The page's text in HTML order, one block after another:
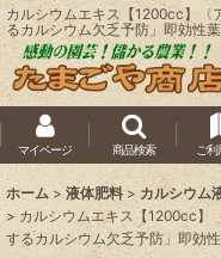
カルシウムエキス【1200cc】〈
るカルシウム欠乏予防」即効性
マイページ 商品検索 ご
ホーム > 液体肥料 > カルシウム
> カルシウムエキス【1200cc】
するカルシウム欠乏予防」即効